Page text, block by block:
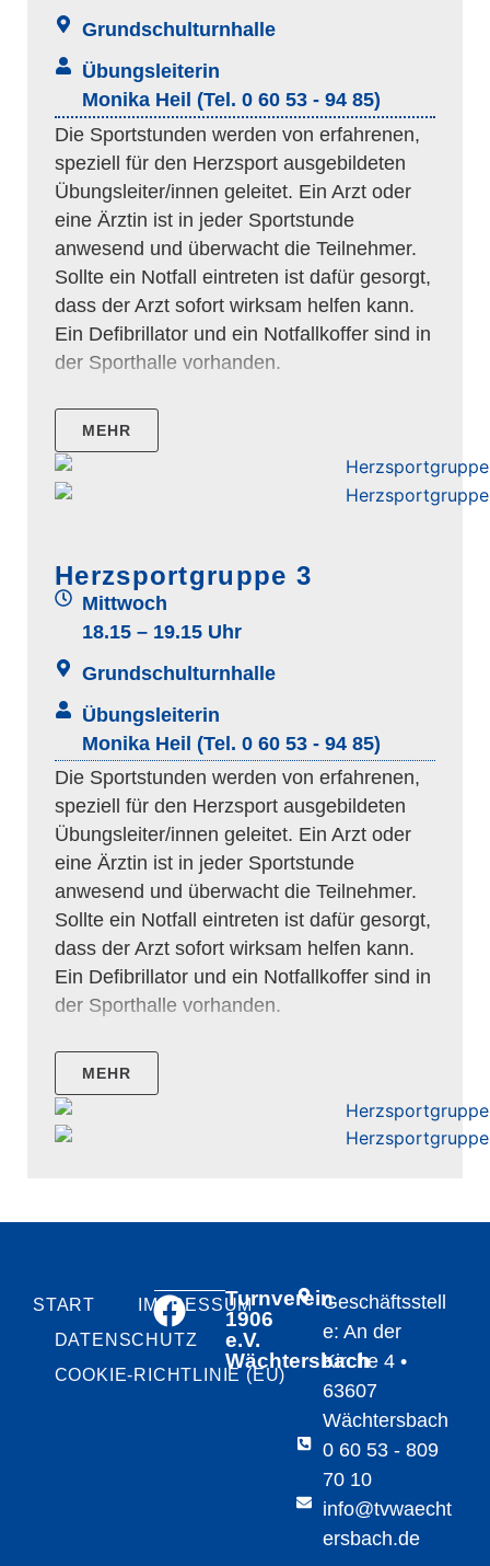
Grundschulturnhalle
Übungsleiterin
Monika Heil (Tel. 0 60 53 - 94 85)
Die Sportstunden werden von erfahrenen,
speziell für den Herzsport ausgebildeten
Übungsleiter/innen geleitet. Ein Arzt oder
eine Ärztin ist in jeder Sportstunde
anwesend und überwacht die Teilnehmer.
Sollte ein Notfall eintreten ist dafür gesorgt,
dass der Arzt sofort wirksam helfen kann.
Ein Defibrillator und ein Notfallkoffer sind in
der Sporthalle vorhanden.
MEHR
Herzsportgruppe 3
Mittwoch
18.15 – 19.15 Uhr
Grundschulturnhalle
Übungsleiterin
Monika Heil (Tel. 0 60 53 - 94 85)
Die Sportstunden werden von erfahrenen,
speziell für den Herzsport ausgebildeten
Übungsleiter/innen geleitet. Ein Arzt oder
eine Ärztin ist in jeder Sportstunde
anwesend und überwacht die Teilnehmer.
Sollte ein Notfall eintreten ist dafür gesorgt,
dass der Arzt sofort wirksam helfen kann.
Ein Defibrillator und ein Notfallkoffer sind in
der Sporthalle vorhanden.
MEHR
START
IMPRESSUM
DATENSCHUTZ
COOKIE-RICHTLINIE (EU)
Turnverein
1906
e.V.
Wächtersbach
Geschäftsstell
e: An der
Kirche 4 •
63607
Wächtersbach
0 60 53 - 809
70 10
info@tvwaecht
ersbach.de